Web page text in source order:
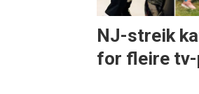
NJ-streik
for fleire